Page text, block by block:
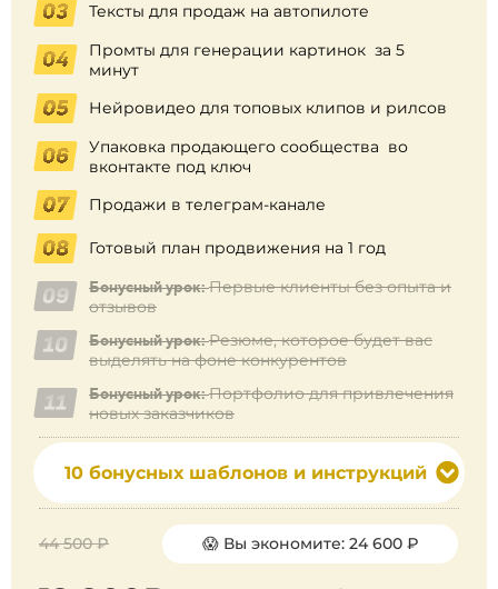
Тексты для продаж на автопилоте
Промты для генерации картинок за 5
минут
Нейровидео для топовых клипов и рилсов
Упаковка продающего сообщества во
вконтакте под ключ
Продажи в телеграм-канале
Готовый план продвижения на 1 год
Бонусный урок:Первые клиенты без опыта и
отзывов
Бонусный урок:Резюме, которое будет вас
выделять на фоне конкурентов
Бонусный урок:Портфолио для привлечения
новых заказчиков
❄
❄
❄
*
10 бонусных шаблонов и инструкций
44 500 ₽ 😱 Вы экономите: 24 600 ₽